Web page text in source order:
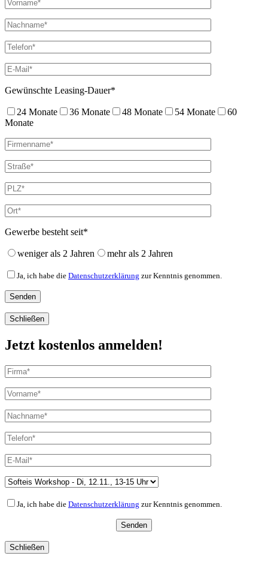
Gewünschte Leasing-Dauer*
24 Monate 36 Monate 48 Monate 54 Monate
60
Monate
Gewerbe besteht seit*
weniger als 2 Jahren mehr als 2 Jahren
Ja, ich habe die Datenschutzerklärung zur Kenntnis genommen.
Schließen
Jetzt kostenlos anmelden!
Ja, ich habe die Datenschutzerklärung zur Kenntnis genommen.
Schließen